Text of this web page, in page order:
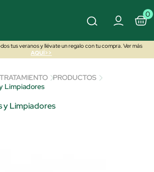
0
tus veranos y llévate un regalo con tu compra. Ver más
AQUÍ>>
TRATAMIENTO PRODUCTOS
Limpiadores
y Limpiadores